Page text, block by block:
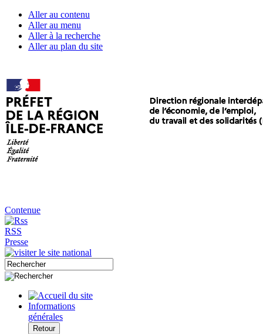
Aller au contenu
Aller au menu
Aller à la recherche
Aller au plan du site
Contenue
RSS
Presse
Informations
générales
Retour